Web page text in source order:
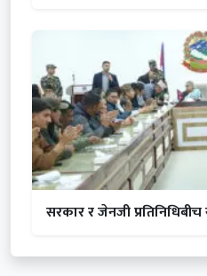
सरकार र जेनजी प्रतिनिधिबीच